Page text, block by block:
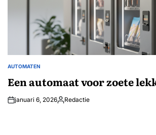
GEPLAATST
AUTOMATEN
Een automaat voor zoete
januari 6, 2026Geplaatst
Redactie